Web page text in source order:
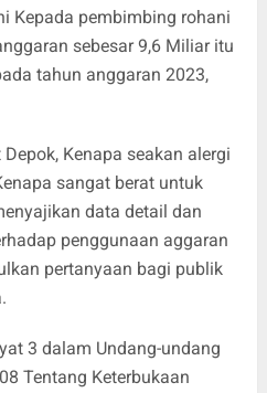
Kepada pembimbing rohani
sebesar 9,6 Miliar itu
tahun anggaran 2023,
Kenapa seakan alergi
sangat berat untuk
data detail dan
penggunaan aggaran
pertanyaan bagi publik
3 dalam Undang-undang
Tentang Keterbukaan